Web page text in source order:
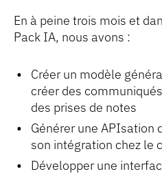
En à peine trois mois et
Pack IA, nous avons :
Créer un modèle
créer des
des prises de notes
Générer une APIsation
son intégration chez le
Développer une